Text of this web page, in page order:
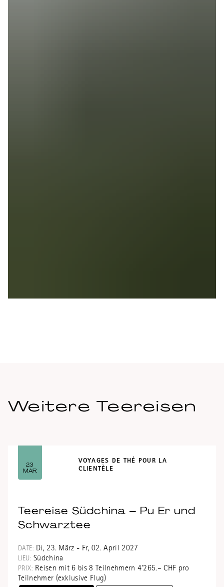
Weitere Teereisen
23
MAR
VOYAGES DE THÉ POUR LA
CLIENTÈLE
Teereise Südchina – Pu Er und
Schwarztee
DATE: Di, 23. März - Fr, 02. April 2027
LIEU: Südchina
PRIX: Reisen mit 6 bis 8 Teilnehmern 4'265.– CHF pro
Teilnehmer (exklusive Flug)